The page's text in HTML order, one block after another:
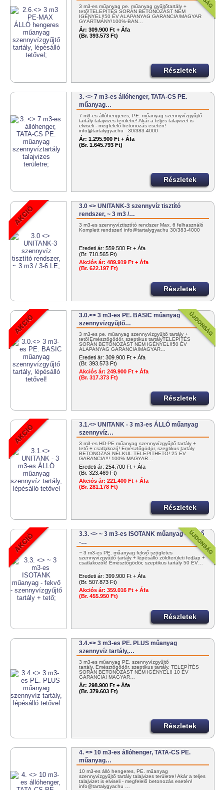
3 m3-es műanyag pe. műanyag gyűjtőtartály +
tető!TELEPÍTÉS SORÁN BETONOZÁST NEM
IGÉNYEL!!50 ÉV ALAPANYAG GARANCIA!MAGYAR
GYÁRTMÁNY!100%-BAN…
Ár: 309.900 Ft + Áfa
(Br. 393.573 Ft)
Részletek
3. <> 7 m3-es állóhenger, TATA-CS PE.
műanyag…
7 m3-es állóhengeres, PE. műanyag szennyvízgyűjtő
tartály talajvizes területre! Akár a teljes talajvizet is
elviseli - megfelelő betonozás esetén!
info@tartalygyar.hu 30/383-4000
Ár: 1.295.900 Ft + Áfa
(Br. 1.645.793 Ft)
Részletek
3.0 <> UNITANK-3 szennyvíz tisztító
rendszer, ~ 3 m3 /…
3 m3-es szennyvíztisztító rendszer Max. 6 felhasználó
Komplett rendszer! info@tartalygyar.hu 30/383-4000
Eredeti ár: 559.500 Ft + Áfa
(Br. 710.565 Ft)
Akciós ár: 489.919 Ft + Áfa
(Br. 622.197 Ft)
Részletek
3.0.<> 3 m3-es PE. BASIC műanyag
szennyvízgyűjtő…
3 m3-es pe. műanyag szennyvízgyűjtő tartály +
tető!Emésztőgödör, szeptikus tartályTELEPÍTÉS
SORÁN BETONOZÁST NEM IGÉNYEL!!50 ÉV
ALAPANYAG GARANCIA!MAGYAR…
Eredeti ár: 309.900 Ft + Áfa
(Br. 393.573 Ft)
Akciós ár: 249.900 Ft + Áfa
(Br. 317.373 Ft)
Részletek
3.1.<> UNITANK - 3 m3-es ÁLLÓ műanyag
szennyvíz…
3 m3-es HD-PE műanyag szennyvízgyűjtő tartály +
tető + csatlakozó! Emésztőgödör, szeptikus tartály
BETONOZÁS NÉLKÜL TELEPÍTHETŐ! 25 ÉV
GARANCIA!!! 100% MAGYAR…
Eredeti ár: 254.700 Ft + Áfa
(Br. 323.469 Ft)
Akciós ár: 221.400 Ft + Áfa
(Br. 281.178 Ft)
Részletek
3.3. <> ~ 3 m3-es ISOTANK műanyag - fekvő
-…
~ 3 m3-es PE. műanyag fekvő szögletes
szennyvízgyűjtő tartály + lépésálló zöldterületi fedlap +
csatlakozók! Emésztőgödör, szeptikus tartály 50 ÉV…
Eredeti ár: 399.900 Ft + Áfa
(Br. 507.873 Ft)
Akciós ár: 359.016 Ft + Áfa
(Br. 455.950 Ft)
Részletek
3.4.<> 3 m3-es PE. PLUS műanyag
szennyvíz tartály,…
3 m3-es műanyag PE. szennyvízgyűjtő
tartály. Emésztőgödör, szeptikus tartály. TELEPÍTÉS
SORÁN BETONOZÁST NEM IGÉNYEL!! 10 ÉV
GARANCIA! MAGYAR…
Ár: 298.900 Ft + Áfa
(Br. 379.603 Ft)
Részletek
4. <> 10 m3-es állóhenger, TATA-CS PE.
műanyag…
10 m3-es álló hengeres, PE. műanyag
szennyvízgyűjtő tartály talajvizes területre! Akár a teljes
talajvizet is elviseli - megfelelő betonozás esetén!
info@tartalygyar.hu …